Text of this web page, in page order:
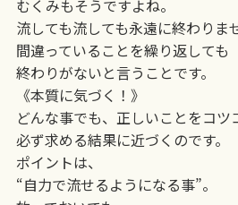
むくみもそうですよね。
流しても流しても永遠に終わりま
間違っていることを繰り返しても
終わりがないと言うことです。
《本質に気づく！》
どんな事でも、正しいことをコツ
必ず求める結果に近づくのです。
ポイントは、
“自力で流せるようになる事”。